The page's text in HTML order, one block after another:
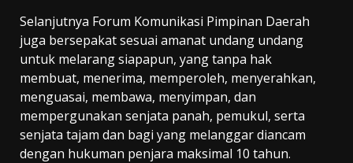
Selanjutnya Forum Komunikasi Pimpinan Daerah
juga bersepakat sesuai amanat undang undang
untuk melarang siapapun, yang tanpa hak
membuat, menerima, memperoleh, menyerahkan,
menguasai, membawa, menyimpan, dan
mempergunakan senjata panah, pemukul, serta
senjata tajam dan bagi yang melanggar diancam
dengan hukuman penjara maksimal 10 tahun.